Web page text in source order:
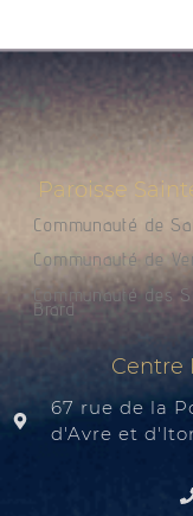
Paroisse
Communauté de
Communauté de
Communauté des
Brard
Centre
67 rue de la
d'Avre et